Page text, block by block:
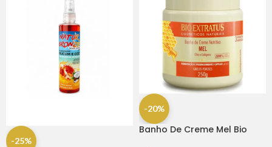
-25%
-20%
Banho De Creme Mel Bio